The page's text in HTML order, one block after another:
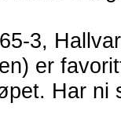
3,
er
Har ni